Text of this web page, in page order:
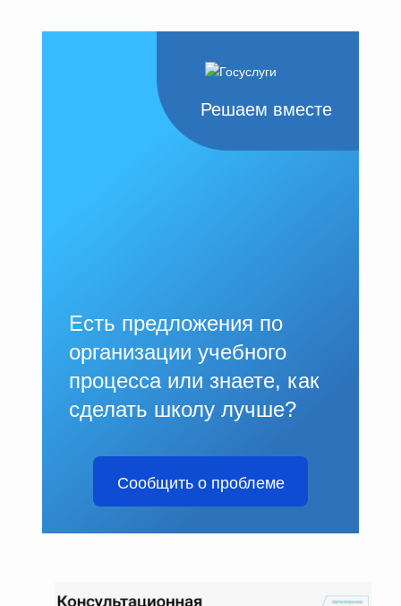
Решаем вместе
Есть предложения по
организации учебного
процесса или знаете, как
сделать школу лучше?
Сообщить о проблеме